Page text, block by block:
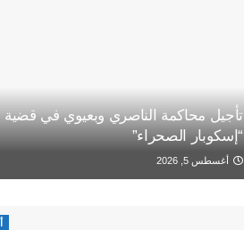
تأجيل محاكمة الناصري وبعيوي في قضية
“إسكوبار الصحراء”
أغسطس 5, 2026